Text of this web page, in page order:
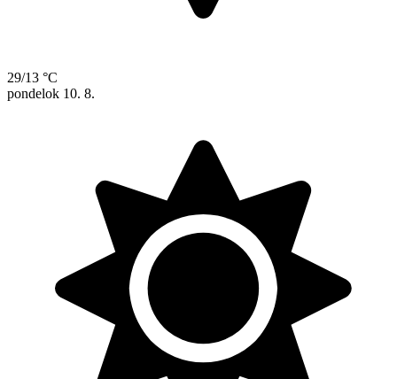
29/13 °C
pondelok 10. 8.